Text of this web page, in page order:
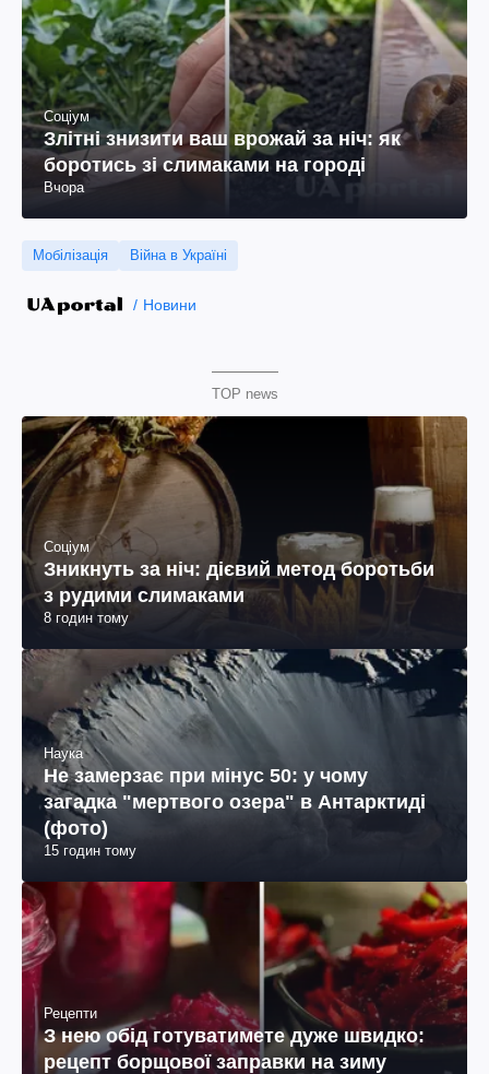
Соціум
Злітні знизити ваш врожай за ніч: як
боротись зі слимаками на городі
Вчора
Мобілізація Війна в Україні
Новини
TOP news
Соціум
Зникнуть за ніч: дієвий метод боротьби
з рудими слимаками
8 годин тому
Наука
Не замерзає при мінус 50: у чому
загадка "мертвого озера" в Антарктиді
(фото)
15 годин тому
Рецепти
З нею обід готуватимете дуже швидко:
рецепт борщової заправки на зиму